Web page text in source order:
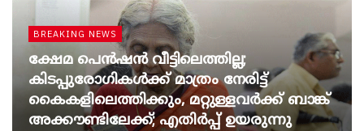
BREAKING NEWS
ക്ഷേമ പെൻഷൻ വീട്ടിലെത്തില്ല;
കിടപ്പുരോഗികൾക്ക് മാത്രം നേരിട്ട്
കൈകളിലെത്തിക്കും, മറ്റുള്ളവർക്ക് ബാങ്ക്
അക്കൗണ്ടിലേക്ക്; എതിർപ്പ് ഉയരുന്നു